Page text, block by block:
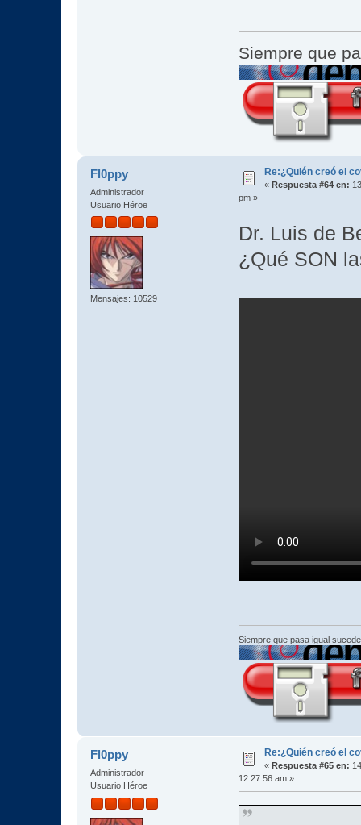
Siempre que
Fl0ppy
Administrador
Usuario Héroe
Mensajes: 10529
Re:¿Quién creó el
« Respuesta #64 en:
pm »
Dr. Luis de
¿Qué SON
Siempre que pasa igual
Fl0ppy
Administrador
Usuario Héroe
Re:¿Quién creó el
« Respuesta #65 en:
12:27:56 am »